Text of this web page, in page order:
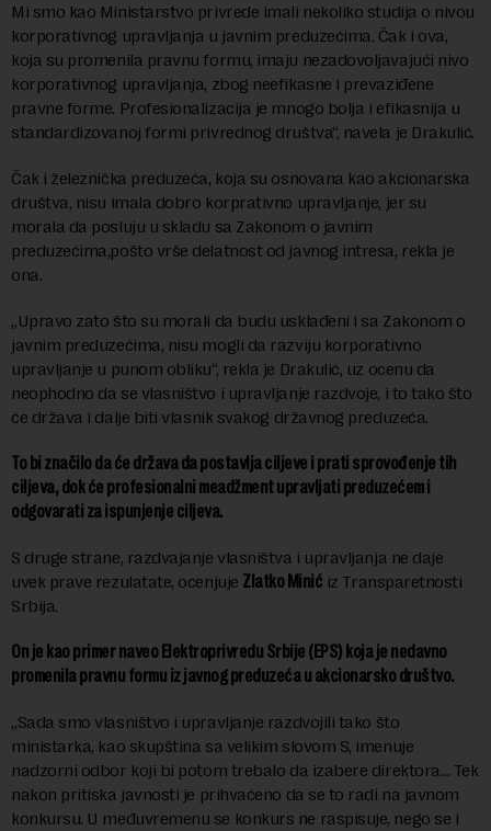
Mi smo kao Ministarstvo privrede imali nekoliko studija o nivou
korporativnog upravljanja u javnim preduzećima. Čak i ova,
koja su promenila pravnu formu, imaju nezadovoljavajući nivo
korporativnog upravljanja, zbog neefikasne i prevaziđene
pravne forme. Profesionalizacija je mnogo bolja i efikasnija u
standardizovanoj formi privrednog društva“, navela je Drakulić.
Čak i železnička preduzeća, koja su osnovana kao akcionarska
društva, nisu imala dobro korprativno upravljanje, jer su
morala da posluju u skladu sa Zakonom o javnim
preduzećima,pošto vrše delatnost od javnog intresa, rekla je
ona.
„Upravo zato što su morali da budu usklađeni i sa Zakonom o
javnim preduzećima, nisu mogli da razviju korporativno
upravljanje u punom obliku“, rekla je Drakulić, uz ocenu da
neophodno da se vlasništvo i upravljanje razdvoje, i to tako što
će država i dalje biti vlasnik svakog državnog preduzeća.
To bi značilo da će država da postavlja ciljeve i prati sprovođenje tih
ciljeva, dok će profesionalni meadžment upravljati preduzećem i
odgovarati za ispunjenje ciljeva.
S druge strane, razdvajanje vlasništva i upravljanja ne daje
uvek prave rezulatate, ocenjuje Zlatko Minić iz Transparetnosti
Srbija.
On je kao primer naveo Elektroprivredu Srbije (EPS) koja je nedavno
promenila pravnu formu iz javnog preduzeća u akcionarsko društvo.
„Sada smo vlasništvo i upravljanje razdvojili tako što
ministarka, kao skupština sa velikim slovom S, imenuje
nadzorni odbor koji bi potom trebalo da izabere direktora… Tek
nakon pritiska javnosti je prihvaćeno da se to radi na javnom
konkursu. U međuvremenu se konkurs ne raspisuje, nego se i